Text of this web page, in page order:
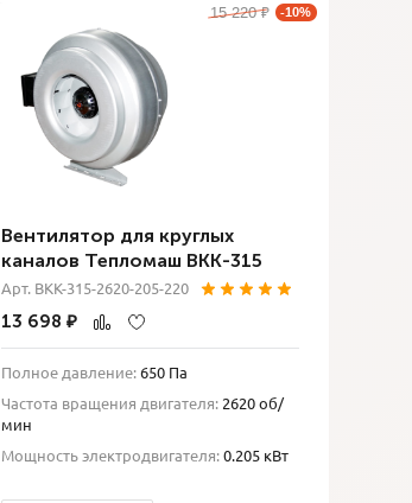
Вентилятор для круглых
каналов Тепломаш ВКК-315
Арт. ВКК-315-2620-205-220
15 220₽ -10%
13 698 ₽
Полное давление:650 Па
Частота вращения двигателя:2620 об/
мин
Мощность электродвигателя:0.205 кВт